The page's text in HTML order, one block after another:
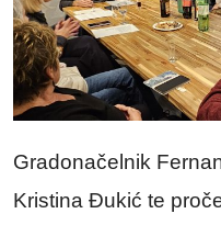
Gradonačelnik
Kristina Đukić te